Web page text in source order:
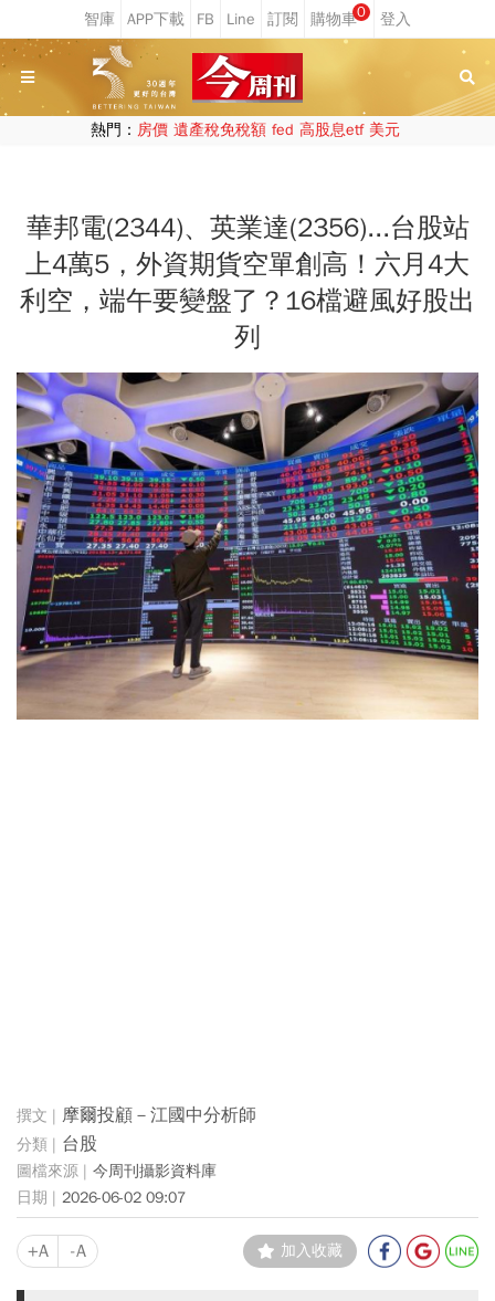
0
熱門： 房價 遺產稅免稅額 fed 高股息etf 美元
華邦電(2344)、英業達(2356)...台股站
上4萬5，外資期貨空單創高！六月4大
利空，端午要變盤了？16檔避風好股出
列
摩爾投顧－江國中分析師
台股
今周刊攝影資料庫
2026-06-02 09:07
+A -A 加入收藏